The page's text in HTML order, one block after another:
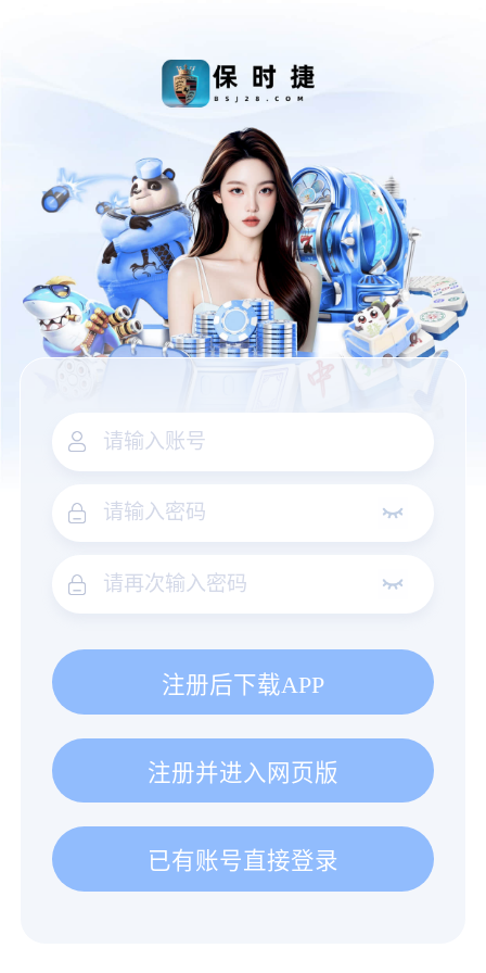
注册后下载APP
注册并进入网页版
已有账号直接登录